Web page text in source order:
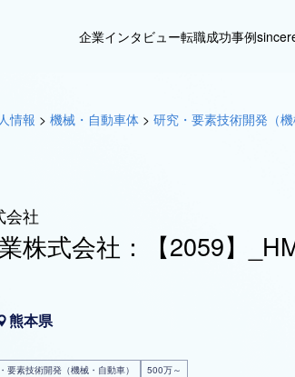
企業インタビュー転職成功事例
情報 > 機械・自動車体 > 研究・要素技術開発（機
会社
株式会社：【2059】
熊本県
要素技術開発（機械・自動車） 500万～